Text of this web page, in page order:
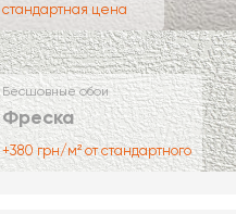
стандартная цена
Бесшовные обои
Фреска
+380 грн/м² от стандартного